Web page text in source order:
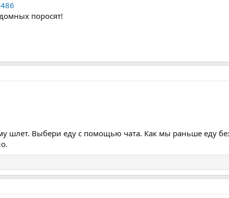
поросят!
шлет. Выбери еду с помощью чата. Как мы раньше еду